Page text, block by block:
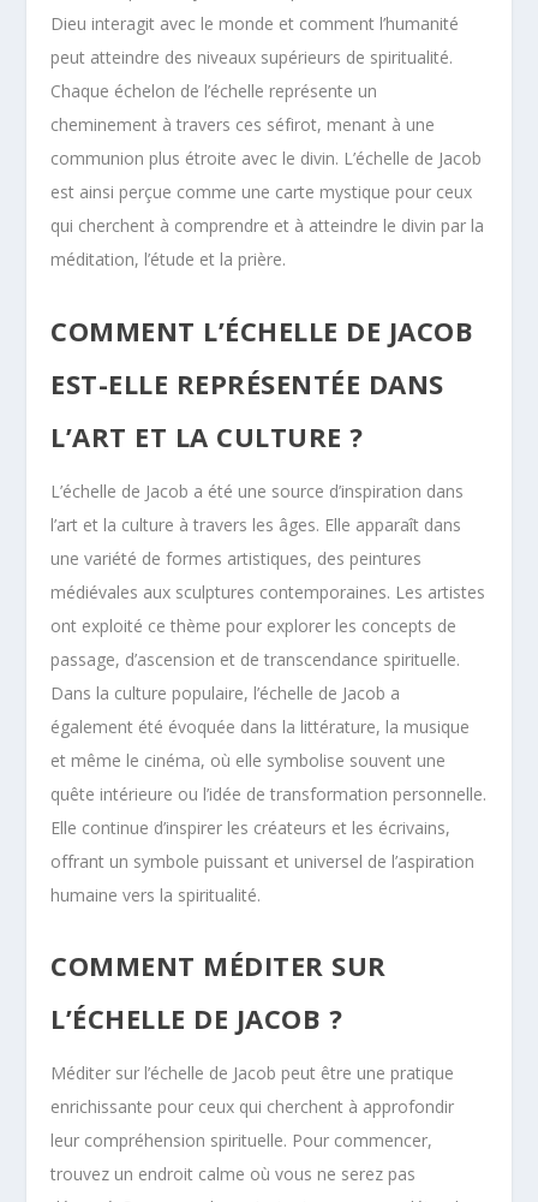
Dieu interagit avec le monde et comment l’humanité
peut atteindre des niveaux supérieurs de spiritualité.
Chaque échelon de l’échelle représente un
cheminement à travers ces séfirot, menant à une
communion plus étroite avec le divin. L’échelle de Jacob
est ainsi perçue comme une carte mystique pour ceux
qui cherchent à comprendre et à atteindre le divin par la
méditation, l’étude et la prière.
COMMENT L’ÉCHELLE DE JACOB
EST-ELLE REPRÉSENTÉE DANS
L’ART ET LA CULTURE ?
L’échelle de Jacob a été une source d’inspiration dans
l’art et la culture à travers les âges. Elle apparaît dans
une variété de formes artistiques, des peintures
médiévales aux sculptures contemporaines. Les artistes
ont exploité ce thème pour explorer les concepts de
passage, d’ascension et de transcendance spirituelle.
Dans la culture populaire, l’échelle de Jacob a
également été évoquée dans la littérature, la musique
et même le cinéma, où elle symbolise souvent une
quête intérieure ou l’idée de transformation personnelle.
Elle continue d’inspirer les créateurs et les écrivains,
offrant un symbole puissant et universel de l’aspiration
humaine vers la spiritualité.
COMMENT MÉDITER SUR
L’ÉCHELLE DE JACOB ?
Méditer sur l’échelle de Jacob peut être une pratique
enrichissante pour ceux qui cherchent à approfondir
leur compréhension spirituelle. Pour commencer,
trouvez un endroit calme où vous ne serez pas